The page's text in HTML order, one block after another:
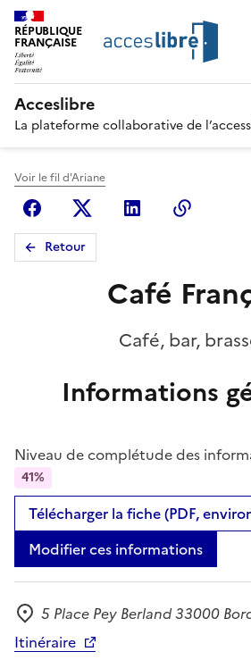
RÉPUBLIQUE
FRANÇAISE
Acceslibre
La plateforme collaborative de
Voir le fil d'Ariane
FacebookX (anciennement
Linkedin
Retour
Café
Café, bar,
Informations
Niveau de complétude des
41%
Télécharger la fiche (PDF,
Modifier ces informations
Adresse
5 Place Pey Berland 33000
Itinéraire